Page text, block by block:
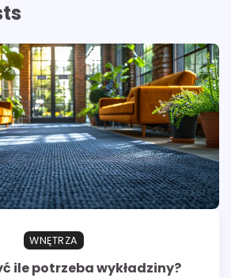
WNĘTRZA
ile potrzeba wykładziny?